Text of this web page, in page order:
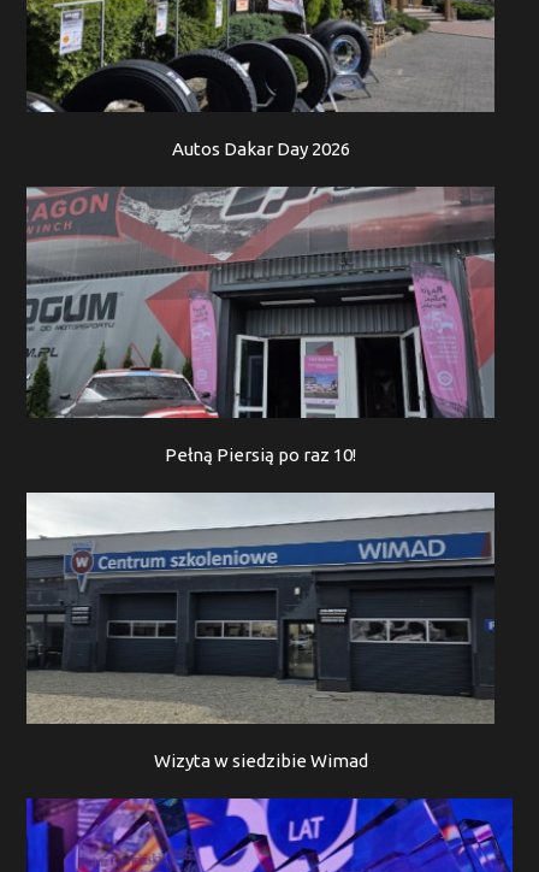
Autos Dakar Day 2026
Pełną Piersią po raz 10!
Wizyta w siedzibie Wimad